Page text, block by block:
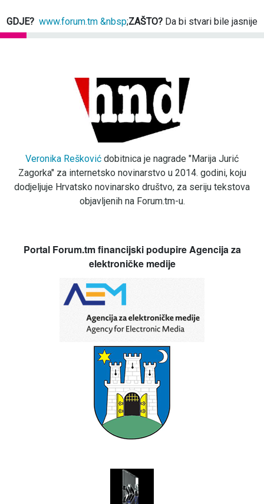
GDJE? www.forum.tm &nbsp;ZAŠTO? Da bi stvari bile jasnije
Veronika Rešković dobitnica je nagrade "Marija Jurić
Zagorka" za internetsko novinarstvo u 2014. godini, koju
dodjeljuje Hrvatsko novinarsko društvo, za seriju tekstova
objavljenih na Forum.tm-u.
Portal Forum.tm financijski podupire Agencija za
elektroničke medije